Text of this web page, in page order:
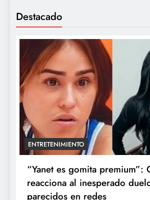
Destacado
ENTRETENIMIENTO
“Yanet es gomita premium”:
reacciona al inesperado
parecidos en redes